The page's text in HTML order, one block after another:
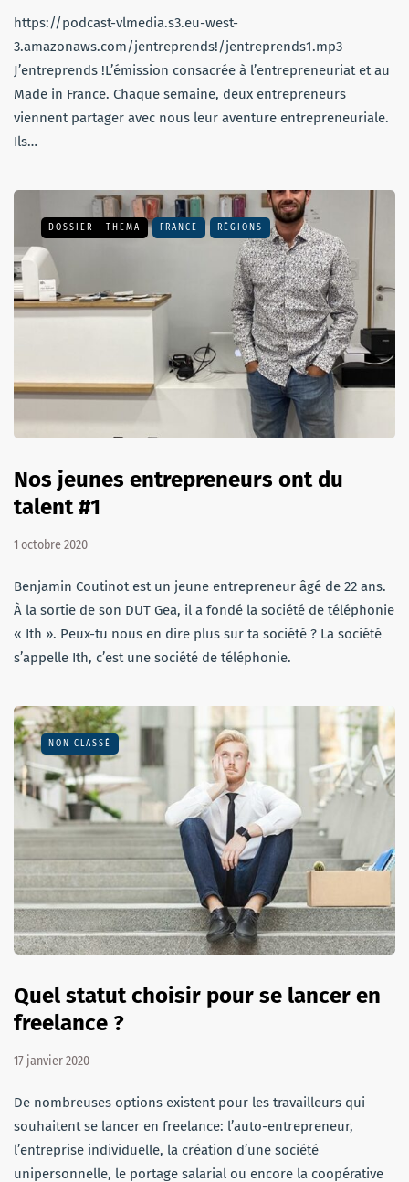
https://podcast-vlmedia.s3.eu-west-
3.amazonaws.com/jentreprends!/jentreprends1.mp3
J’entreprends !L’émission consacrée à l’entrepreneuriat et au
Made in France. Chaque semaine, deux entrepreneurs
viennent partager avec nous leur aventure entrepreneuriale.
Ils…
DOSSIER - THEMA FRANCE RÉGIONS
Nos jeunes entrepreneurs ont du
talent #1
1 octobre 2020
Benjamin Coutinot est un jeune entrepreneur âgé de 22 ans.
À la sortie de son DUT Gea, il a fondé la société de téléphonie
« Ith ». Peux-tu nous en dire plus sur ta société ? La société
s’appelle Ith, c’est une société de téléphonie.
NON CLASSÉ
Quel statut choisir pour se lancer en
freelance ?
17 janvier 2020
De nombreuses options existent pour les travailleurs qui
souhaitent se lancer en freelance: l’auto-entrepreneur,
l’entreprise individuelle, la création d’une société
unipersonnelle, le portage salarial ou encore la coopérative